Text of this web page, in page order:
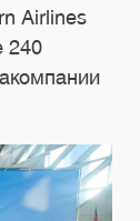
Airlines
240